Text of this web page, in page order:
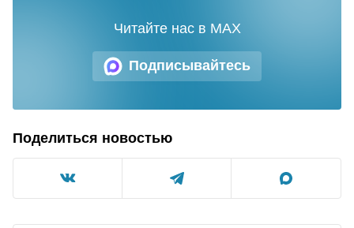
Подписывайтесь
Читайте нас в MAX
Поделиться новостью